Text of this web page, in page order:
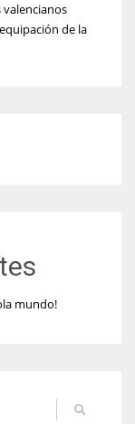
valencianos
de la
mundo!